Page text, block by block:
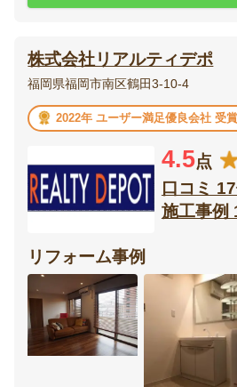
株式会社リアルティデポ
福岡県福岡市南区鶴田3-10-4
2022年 ユーザー満足優良会社 受
4.5点
口コミ
施工事例
リフォーム事例